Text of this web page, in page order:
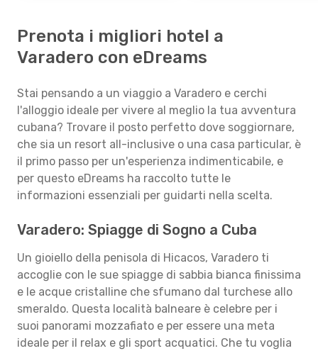
Prenota i migliori hotel a
Varadero con eDreams
Stai pensando a un viaggio a Varadero e cerchi
l'alloggio ideale per vivere al meglio la tua avventura
cubana? Trovare il posto perfetto dove soggiornare,
che sia un resort all-inclusive o una casa particular, è
il primo passo per un'esperienza indimenticabile, e
per questo eDreams ha raccolto tutte le
informazioni essenziali per guidarti nella scelta.
Varadero: Spiagge di Sogno a Cuba
Un gioiello della penisola di Hicacos, Varadero ti
accoglie con le sue spiagge di sabbia bianca finissima
e le acque cristalline che sfumano dal turchese allo
smeraldo. Questa località balneare è celebre per i
suoi panorami mozzafiato e per essere una meta
ideale per il relax e gli sport acquatici. Che tu voglia